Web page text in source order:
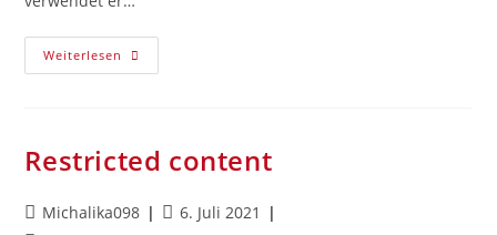
Weiterlesen
Restricted content
Michalika098
6. Juli 2021